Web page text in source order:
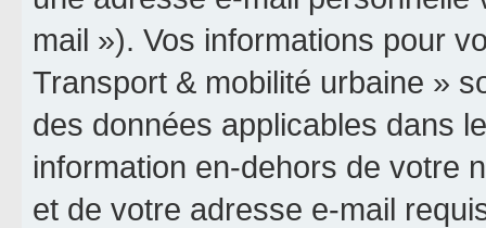
mail »). Vos informations pour
Transport & mobilité urbaine »
des données applicables dans
information en-dehors de votre
et de votre adresse e-mail